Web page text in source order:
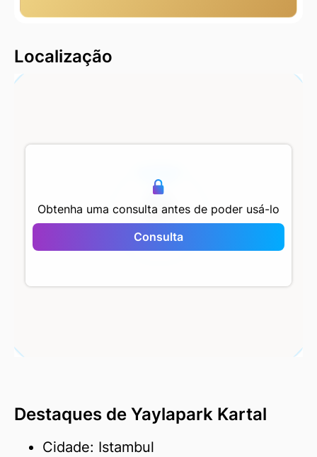
Localização
Obtenha uma consulta antes de poder usá-lo
Consulta
Yaylapark Kartal
Destaques de Yaylapark Kartal
Cidade: Istambul